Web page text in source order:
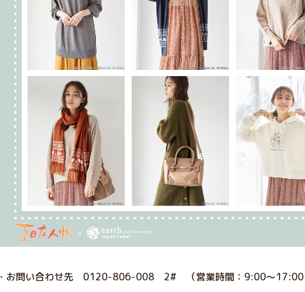
・お問い合わせ先 0120-806-008 2# （営業時間：9:00～17:00